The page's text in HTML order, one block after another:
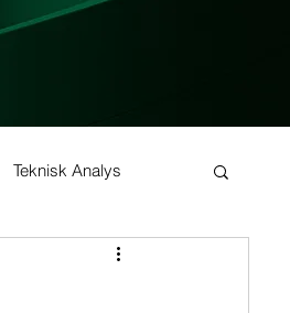
Teknisk Analys
Buy and Hold